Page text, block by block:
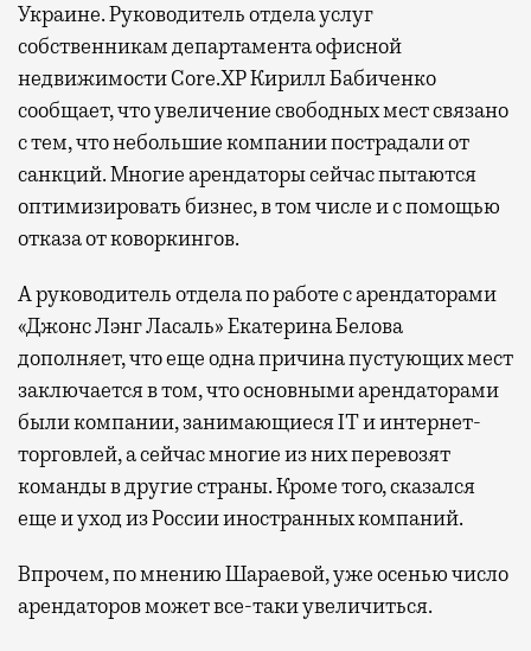
Украине. Руководитель отдела услуг
собственникам департамента офисной
недвижимости Core.XP Кирилл Бабиченко
сообщает, что увеличение свободных мест связано
с тем, что небольшие компании пострадали от
санкций. Многие арендаторы сейчас пытаются
оптимизировать бизнес, в том числе и с помощью
отказа от коворкингов.
А руководитель отдела по работе с арендаторами
«Джонс Лэнг Ласаль» Екатерина Белова
дополняет, что еще одна причина пустующих мест
заключается в том, что основными арендаторами
были компании, занимающиеся IT и интернет-
торговлей, а сейчас многие из них перевозят
команды в другие страны. Кроме того, сказался
еще и уход из России иностранных компаний.
Впрочем, по мнению Шараевой, уже осенью число
арендаторов может все-таки увеличиться.